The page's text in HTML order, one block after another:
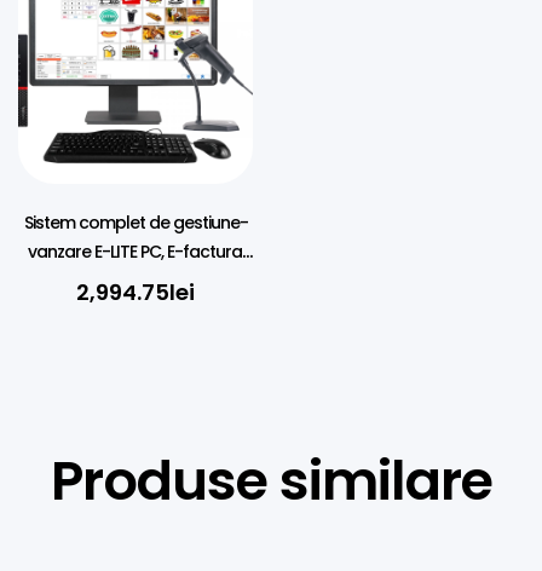
Sistem complet de gestiune-
vanzare E-LITE PC, E-factura,
E-transport, SGR, SAF-T
2,994.75lei
Produse similare